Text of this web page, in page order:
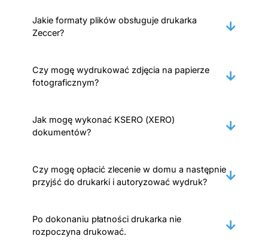
Jakie formaty plików obsługuje drukarka
Zeccer?
Czy mogę wydrukować zdjęcia na papierze
fotograficznym?
Jak mogę wykonać KSERO (XERO)
dokumentów?
Czy mogę opłacić zlecenie w domu a następnie
przyjść do drukarki i autoryzować wydruk?
Po dokonaniu płatności drukarka nie
rozpoczyna drukować.